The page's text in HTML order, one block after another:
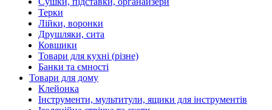
Терки
Лійки, воронки
Друшляки, сита
Ковшики
Товари для кухні (різне)
Банки та ємності
Товари для дому
Клейонка
Інструменти, мультитули, ящики для інструментів